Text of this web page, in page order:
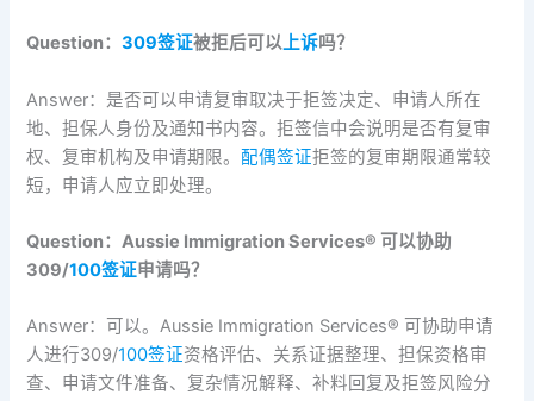
Question：309签证被拒后可以上诉吗？
Answer：是否可以申请复审取决于拒签决定、申请人所在
地、担保人身份及通知书内容。拒签信中会说明是否有复审
权、复审机构及申请期限。配偶签证拒签的复审期限通常较
短，申请人应立即处理。
Question：Aussie Immigration Services®️ 可以协助
309/100签证申请吗？
Answer：可以。Aussie Immigration Services®️ 可协助申请
人进行309/100签证资格评估、关系证据整理、担保资格审
查、申请文件准备、复杂情况解释、补料回复及拒签风险分